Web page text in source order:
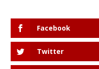
Facebook
Twitter